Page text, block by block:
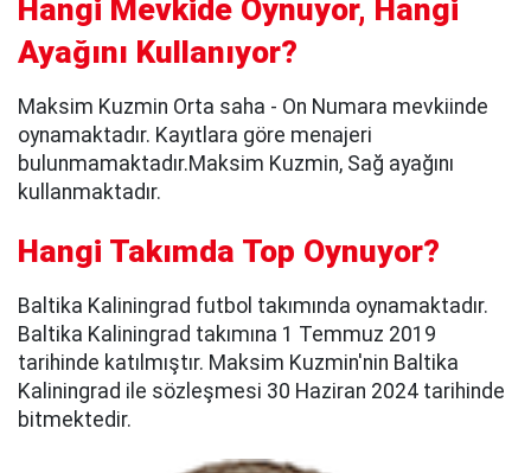
Hangi Mevkide Oynuyor, Hangi
Ayağını Kullanıyor?
Maksim Kuzmin Orta saha - On Numara mevkiinde
oynamaktadır. Kayıtlara göre menajeri
bulunmamaktadır.Maksim Kuzmin, Sağ ayağını
kullanmaktadır.
Hangi Takımda Top Oynuyor?
Baltika Kaliningrad futbol takımında oynamaktadır.
Baltika Kaliningrad takımına 1 Temmuz 2019
tarihinde katılmıştır. Maksim Kuzmin'nin Baltika
Kaliningrad ile sözleşmesi 30 Haziran 2024 tarihinde
bitmektedir.